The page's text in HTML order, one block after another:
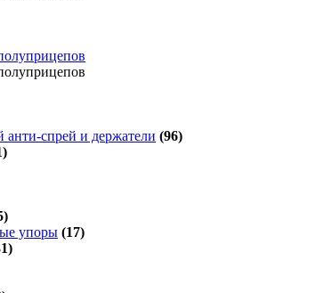
анти-спрей и держатели (96)
упоры (17)